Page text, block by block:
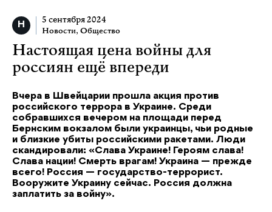
5 сентября 2024
Новости, Общество
Настоящая цена войны для
россиян ещё впереди
Вчера в Швейцарии прошла акция против
российского террора в Украине. Среди
собравшихся вечером на площади перед
Бернским вокзалом были украинцы, чьи родные
и близкие убиты российскими ракетами. Люди
скандировали: «Слава Украине! Героям слава!
Слава нации! Смерть врагам! Украина — прежде
всего! Россия — государство-террорист.
Вооружите Украину сейчас. Россия должна
заплатить за войну».